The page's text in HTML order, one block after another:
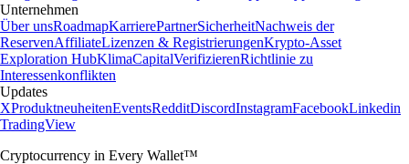
Unternehmen
Über unsRoadmapKarrierePartnerSicherheitNachweis der
ReservenAffiliateLizenzen & RegistrierungenKrypto-Asset
Exploration HubKlimaCapitalVerifizierenRichtlinie zu
Interessenkonflikten
Updates
XProduktneuheitenEventsRedditDiscordInstagramFacebookLinkedin
TradingView
Cryptocurrency in Every Wallet™